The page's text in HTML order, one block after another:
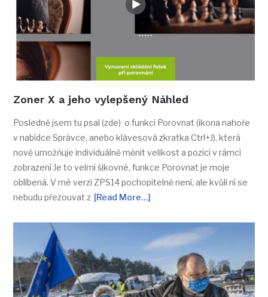
Zoner X a jeho vylepšený Náhled
Posledně jsem tu psal (zde) o funkci Porovnat (ikona nahoře
v nabídce Správce, anebo klávesová zkratka Ctrl+J), která
nově umožňuje individuálně měnit velikost a pozici v rámci
zobrazení Je to velmi šikovné, funkce Porovnat je moje
oblíbená. V mé verzi ZPS14 pochopitelně není, ale kvůli ní se
nebudu přezouvat z [Read More…]